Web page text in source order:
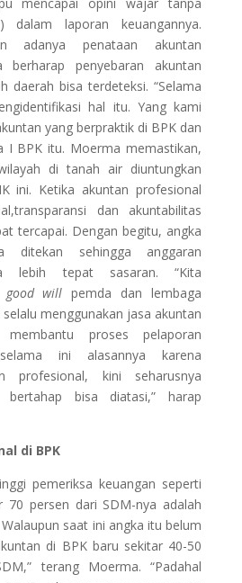
dalam laporan keuangannya.
adanya penataan akuntan
berharap penyebaran akuntan
daerah bisa terdeteksi. “Selama
hal itu. Yang kami
yang berpraktik di BPK dan
I BPK itu. Moerma memastikan,
di tanah air diuntungkan
ini. Ketika akuntan profesional
dan akuntabilitas
tercapai. Dengan begitu, angka
ditekan sehingga anggaran
lebih tepat sasaran. “Kita
good will pemda dan lembaga
menggunakan jasa akuntan
proses pelaporan
ini alasannya karena
profesional, kini seharusnya
bisa diatasi,” harap
di BPK
pemeriksa keuangan seperti
70 persen dari SDM-nya adalah
saat ini angka itu belum
di BPK baru sekitar 40-50
terang Moerma. “Padahal